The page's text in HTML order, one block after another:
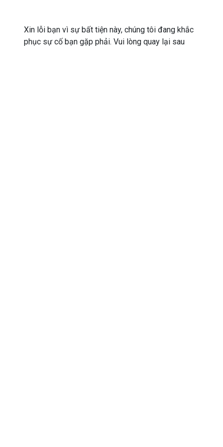
Xin lỗi bạn vì sự bất tiện này, chúng tôi đang khắc
phục sự cố bạn gặp phải. Vui lòng quay lại sau